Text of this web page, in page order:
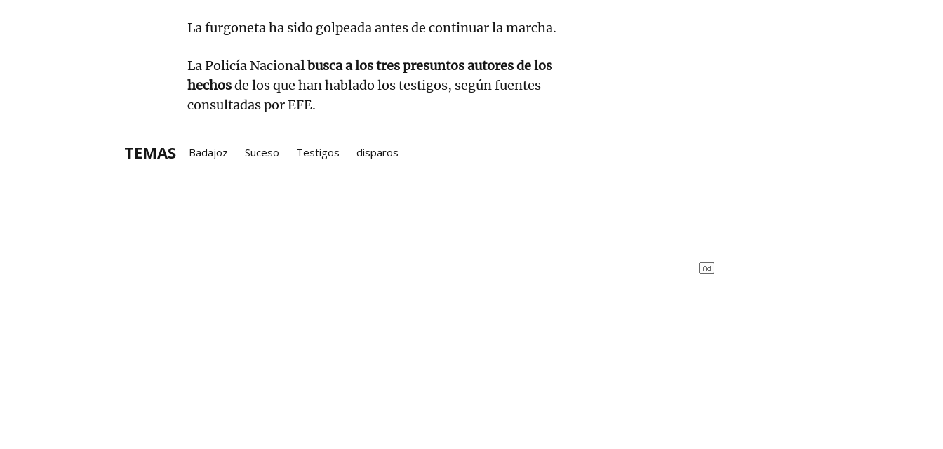
La furgoneta ha sido golpeada antes de continuar la marcha.
La Policía Nacional busca a los tres presuntos autores de los
hechosde los que han hablado los testigos, según fuentes
consultadas por EFE.
TEMAS Badajoz Suceso Testigos disparos